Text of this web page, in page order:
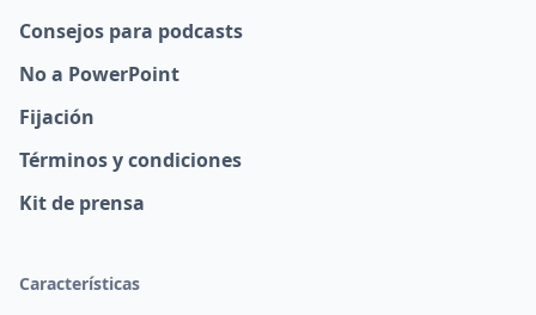
Consejos para podcasts
No a PowerPoint
Fijación
Términos y condiciones
Kit de prensa
Características